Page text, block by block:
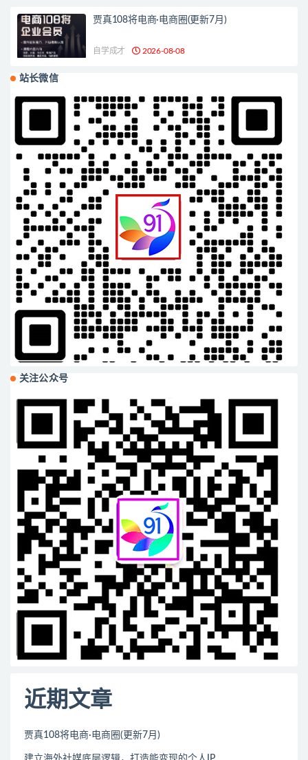
贾真108将电商·电商圈(更新7月)
自学成才 2026-08-08
站长微信
关注公众号
近期文章
贾真108将电商·电商圈(更新7月)